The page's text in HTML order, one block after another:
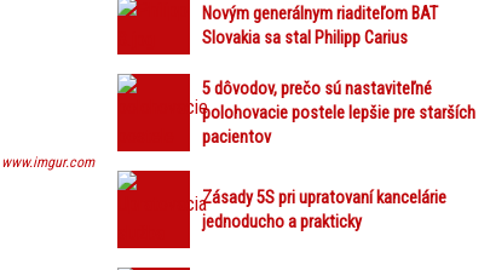
www.imgur.com
Novým generálnym riaditeľom BAT
Slovakia sa stal Philipp Carius
5 dôvodov, prečo sú nastaviteľné
polohovacie postele lepšie pre starších
pacientov
Zásady 5S pri upratovaní kancelárie
jednoducho a prakticky